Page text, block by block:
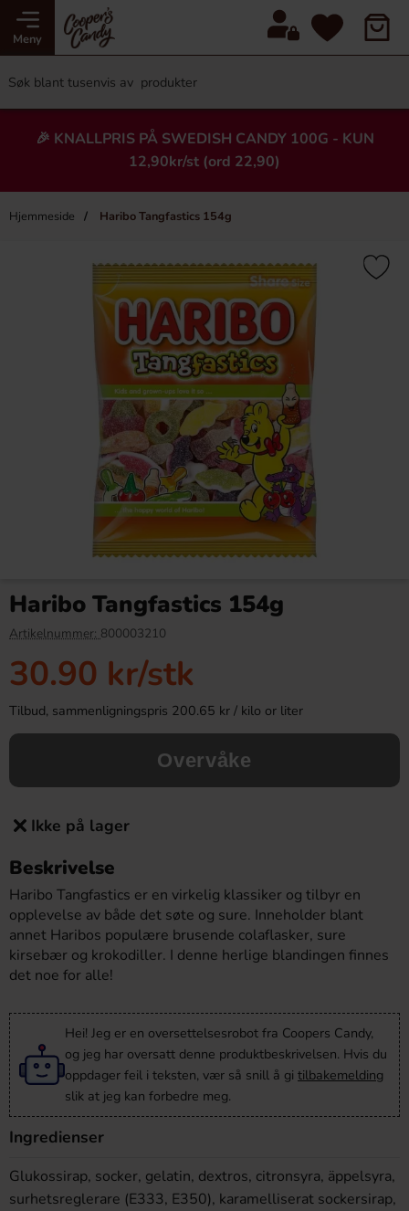
Meny
🎉 KNALLPRIS PÅ SWEDISH CANDY 100G - KUN
12,90kr/st (ord 22,90)
Hjemmeside Haribo Tangfastics 154g
Heading
×
9.90 kr
Köp
279.90 kr
Haribo Tangfastics 154g
Artikelnummer: 800003210
30.90 kr/stk
Tilbud, sammenligningspris 200.65 kr / kilo or liter
Overvåke
Ikke på lager
Beskrivelse
Haribo Tangfastics er en virkelig klassiker og tilbyr en
opplevelse av både det søte og sure. Inneholder blant
annet Haribos populære brusende colaflasker, sure
kirsebær og krokodiller. I denne herlige blandingen finnes
det noe for alle!
Hei! Jeg er en oversettelsesrobot fra Coopers Candy,
og jeg har oversatt denne produktbeskrivelsen. Hvis du
oppdager feil i teksten, vær så snill å gi tilbakemelding
slik at jeg kan forbedre meg.
Ingredienser
Glukossirap, socker, gelatin, dextros, citronsyra, äppelsyra,
surhetsreglerare (E333, E350), karamelliserat sockersirap,